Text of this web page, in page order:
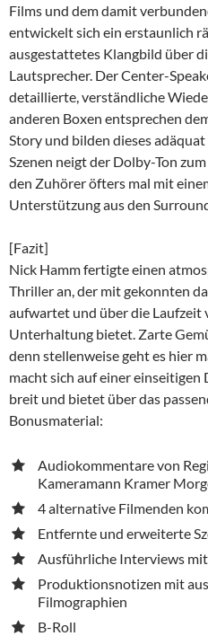
Films und dem damit
entwickelt sich ein erstaunlich
ausgestattetes Klangbild über
Lautsprecher. Der Center-
detaillierte, verständliche
anderen Boxen entsprechen
Story und bilden dieses
Szenen neigt der Dolby-Ton
den Zuhörer öfters mal mit
Unterstützung aus den
[Fazit]
Nick Hamm fertigte einen
Thriller an, der mit gekonnten
aufwartet und über die
Unterhaltung bietet. Zarte
denn stellenweise geht es hier
macht sich auf einer
breit und bietet über das
Bonusmaterial:
Audiokommentare von
Kameramann Kramer
4 alternative Filmenden
Entfernte und erweiterte
Ausführliche Interviews
Produktionsnotizen mit
Filmographien
B-Roll